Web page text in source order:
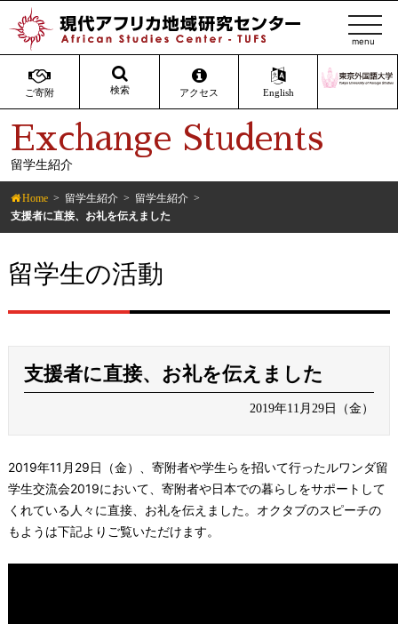
ご寄附 検索 アクセス English
t
o
g
l
n
Exchange Students
留学生紹介
Home 留学生紹介
留学生紹介
支援者に直接、お礼を伝えました
留学生の活動
支援者に直接、お礼を伝えました
2019年11月29日（金）
2019年11月29日（金）、寄附者や学生らを招いて行ったルワンダ留
学生交流会2019において、寄附者や日本での暮らしをサポートして
くれている人々に直接、お礼を伝えました。オクタブのスピーチの
もようは下記よりご覧いただけます。